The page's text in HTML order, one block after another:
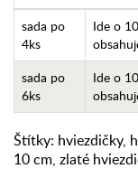
sada po
4ks
Ide o
sada po
6ks
Ide o
Štítky: hviezdičky,
10 cm, zlaté